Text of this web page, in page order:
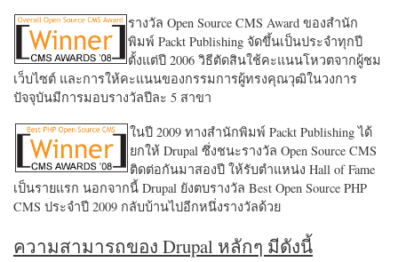
รางวัล Open Source CMS Award ของสำนัก
พิมพ์ Packt Publishing จัดขึ้นเป็นประจำทุกปี
ตั้งแต่ปี 2006 วิธีตัดสินใช้คะแนนโหวตจากผู้ชม
เว็บไซต์ และการให้คะแนนของกรรมการผู้ทรงคุณวุฒิในวงการ
ปัจจุบันมีการมอบรางวัลปีละ 5 สาขา
ในปี 2009 ทางสำนักพิมพ์ Packt Publishing ได้
ยกให้ Drupal ซึ่งชนะรางวัล Open Source CMS
ติดต่อกันมาสองปี ให้รับตำแหน่ง Hall of Fame
เป็นรายแรก นอกจากนี้ Drupal ยังตบรางวัล Best Open Source PHP
CMS ประจำปี 2009 กลับบ้านไปอีกหนึ่งรางวัลด้วย
ความสามารถของ Drupal หลักๆ มีดังนี้